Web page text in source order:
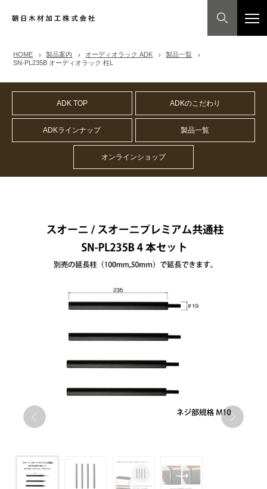
HOME 製品案内 オーディオラック ADK
製品一覧
SN-PL235B オーディオラック 柱L
ADK TOP ADKのこだわり
ADKラインナップ 製品一覧
オンラインショップ